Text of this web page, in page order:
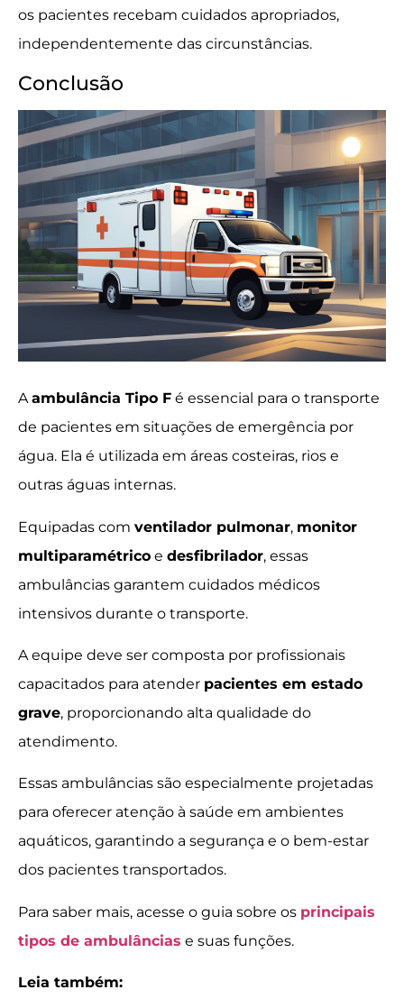
os pacientes recebam cuidados apropriados,
independentemente das circunstâncias.
Conclusão
Aambulância Tipo F é essencial para o transporte
de pacientes em situações de emergência por
água. Ela é utilizada em áreas costeiras, rios e
outras águas internas.
Equipadas com ventilador pulmonar, monitor
multiparamétrico e desfibrilador, essas
ambulâncias garantem cuidados médicos
intensivos durante o transporte.
A equipe deve ser composta por profissionais
capacitados para atender pacientes em estado
grave, proporcionando alta qualidade do
atendimento.
Essas ambulâncias são especialmente projetadas
para oferecer atenção à saúde em ambientes
aquáticos, garantindo a segurança e o bem-estar
dos pacientes transportados.
Para saber mais, acesse o guia sobre os principais
tipos de ambulâncias e suas funções.
Leia também: